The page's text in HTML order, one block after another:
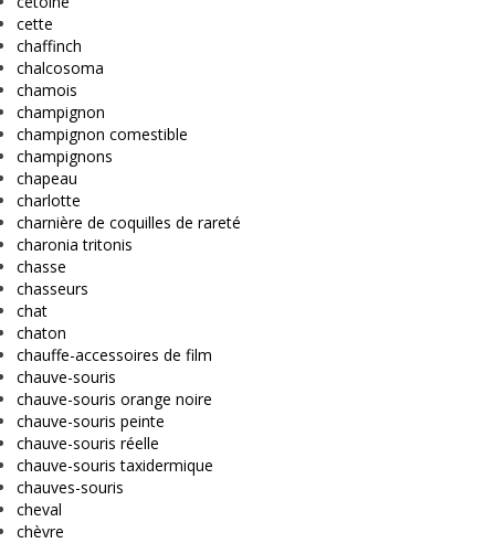
cette
chaffinch
chalcosoma
chamois
champignon
champignon comestible
champignons
chapeau
charlotte
charnière de coquilles de rareté
charonia tritonis
chasse
chasseurs
chat
chaton
chauffe-accessoires de film
chauve-souris
chauve-souris orange noire
chauve-souris peinte
chauve-souris réelle
chauve-souris taxidermique
chauves-souris
cheval
chèvre